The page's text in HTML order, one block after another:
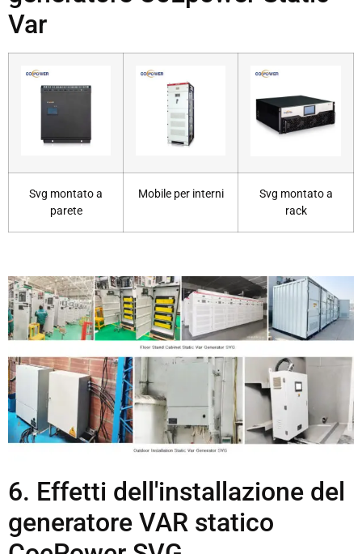
Var
Svg montato a
parete
Mobile per interni
Svg montato a
rack
6. Effetti dell'installazione del
generatore VAR statico